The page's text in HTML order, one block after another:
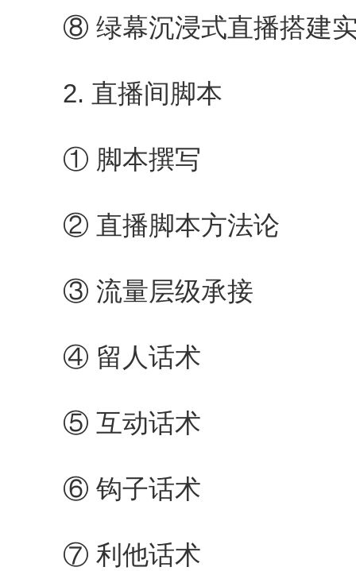
⑧ 绿幕沉浸式直播搭建实
2. 直播间脚本
① 脚本撰写
② 直播脚本方法论
③ 流量层级承接
④ 留人话术
⑤ 互动话术
⑥ 钩子话术
⑦ 利他话术